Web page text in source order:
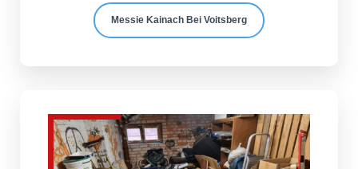
Messie Kainach Bei Voitsberg